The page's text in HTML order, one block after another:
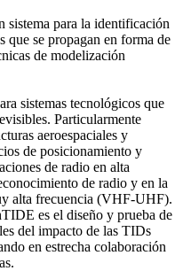
sistema para la identificación
que se propagan en forma de
de modelización
sistemas tecnológicos que
Particularmente
aeroespaciales y
de posicionamiento y
de radio en alta
de radio y en la
alta frecuencia (VHF-UHF).
es el diseño y prueba de
del impacto de las TIDs
en estrecha colaboración